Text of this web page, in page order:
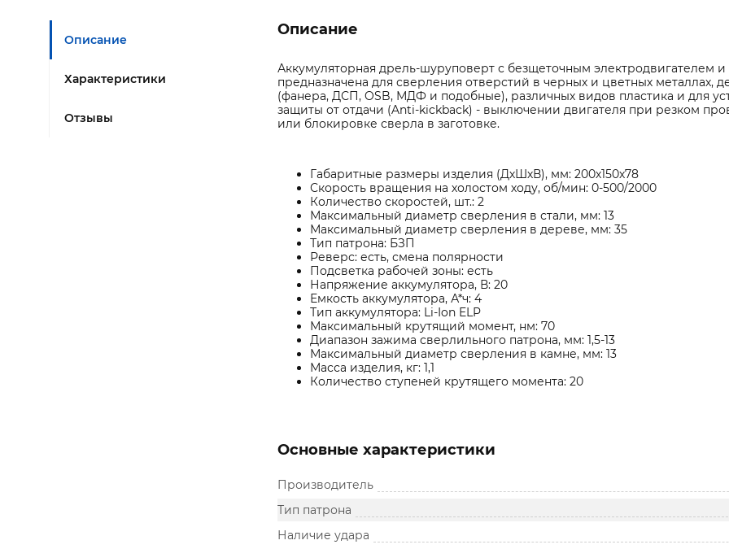
Описание
Характеристики
Отзывы
Описание
Аккумуляторная дрель-шуруповерт с безщеточным
предназначена для сверления отверстий в черных и цветных металлах,
(фанера, ДСП, OSB, МДФ и подобные), различных видов пластика и для
защиты от отдачи (Anti-kickback) - выключении двигателя при резком
или блокировке сверла в заготовке.
Габаритные размеры изделия (ДхШхВ), мм: 200х150х78
Скорость вращения на холостом ходу, об/мин: 0-500/2000
Количество скоростей, шт.: 2
Максимальный диаметр сверления в стали, мм: 13
Максимальный диаметр сверления в дереве, мм: 35
Тип патрона: БЗП
Реверс: есть, смена полярности
Подсветка рабочей зоны: есть
Напряжение аккумулятора, В: 20
Емкость аккумулятора, А*ч: 4
Тип аккумулятора: Li-Ion ELP
Максимальный крутящий момент, нм: 70
Диапазон зажима сверлильного патрона, мм: 1,5-13
Максимальный диаметр сверления в камне, мм: 13
Масса изделия, кг: 1,1
Количество ступеней крутящего момента: 20
Основные характеристики
Производитель
Тип патрона
Наличие удара